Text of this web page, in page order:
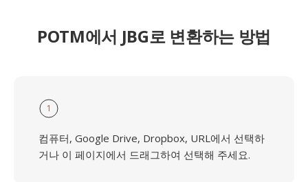
POTM에서 JBG로 변환하는 방법
1
컴퓨터, Google Drive, Dropbox, URL에서 선택하
거나 이 페이지에서 드래그하여 선택해 주세요.